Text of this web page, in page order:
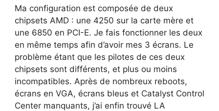
Ma configuration est composée de deux
chipsets AMD : une 4250 sur la carte mère et
une 6850 en PCI-E. Je fais fonctionner les deux
en même temps afin d’avoir mes 3 écrans. Le
problème étant que les pilotes de ces deux
chipsets sont différents, et plus ou moins
incompatibles. Après de nombreux reboots,
écrans en VGA, écrans bleus et Catalyst Control
Center manquants, j’ai enfin trouvé LA